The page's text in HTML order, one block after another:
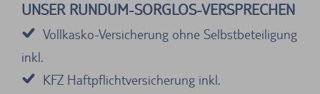
UNSER RUNDUM-SORGLOS-VERSPRECHEN
Vollkasko-Versicherung ohne Selbstbeteiligung
inkl.
KFZ Haftpflichtversicherung inkl.